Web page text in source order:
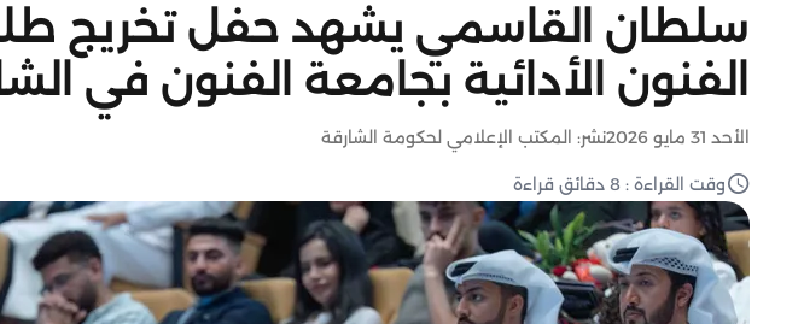
سلطان القاسمي يشهد حفل تخريج
الفنون الأدائية بجامعة الفنون في
الأحد 31 مايو 2026 نشر: المكتب الإعلامي لحكومة الشارقة
وقت القراءة : 8 دقائق قراءة